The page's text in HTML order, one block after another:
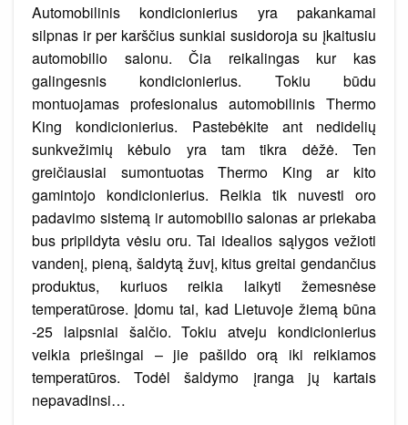
Automobilinis kondicionierius yra pakankamai
silpnas ir per karščius sunkiai susidoroja su įkaitusiu
automobilio salonu. Čia reikalingas kur kas
galingesnis kondicionierius. Tokiu būdu
montuojamas profesionalus automobilinis Thermo
King kondicionierius. Pastebėkite ant nedidelių
sunkvežimių kėbulo yra tam tikra dėžė. Ten
greičiausiai sumontuotas Thermo King ar kito
gamintojo kondicionierius. Reikia tik nuvesti oro
padavimo sistemą ir automobilio salonas ar priekaba
bus pripildyta vėsiu oru. Tai idealios sąlygos vežioti
vandenį, pieną, šaldytą žuvį, kitus greitai gendančius
produktus, kuriuos reikia laikyti žemesnėse
temperatūrose. Įdomu tai, kad Lietuvoje žiemą būna
-25 laipsniai šalčio. Tokiu atveju kondicionierius
veikia priešingai – jie pašildo orą iki reikiamos
temperatūros. Todėl šaldymo įranga jų kartais
nepavadinsi…